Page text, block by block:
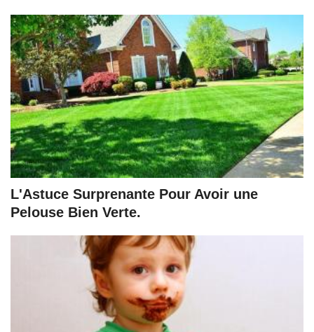
L'Astuce Surprenante Pour Avoir une
Pelouse Bien Verte.